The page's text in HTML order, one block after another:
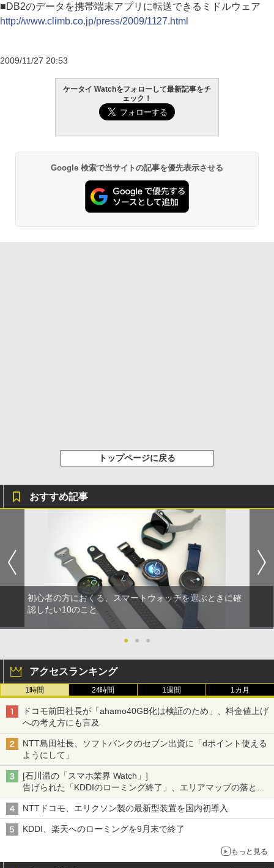
■DB2のデータを携帯端末アプリに転送できるミドルウェア
http://www.climb.co.jp/press/2009/1127.html
2009/11/27 20:53
ケータイ Watchをフォローして最新記事をチ
ェック！
Google 検索で当サイトの記事を優先表示させる
トップページに戻る
おすすめ記事
初心者の方におくる、スマートウォッチを選ぶときに確
認したい10のこと
● ● ●
アクセスランキング
1時間 24時間 1週間 1カ月
ドコモ前田社長が「ahamo40GB化は検証のため」、料金値上げ
への考え方にも言及
NTT島田社長、ソフトバンクのセブン出資に「dポイント使える
ようにして」
[石川温の「スマホ業界 Watch」]
告げられた「KDDIのローミング終了」、エリアマップの落とし
穴と楽天モバイルの課題
NTTドコモ、エリクソン製の最新型装置を国内初導入
KDDI、楽天へのローミングを9月末で終了
もっと見る